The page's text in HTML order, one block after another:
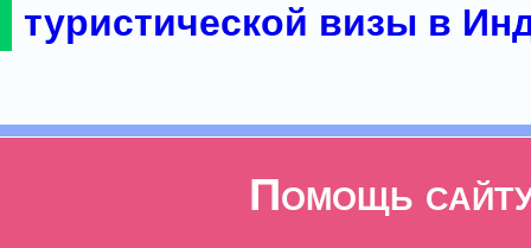
туристической визы в
Помощь